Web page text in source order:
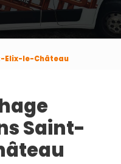
Elix-le-Château
Saint-